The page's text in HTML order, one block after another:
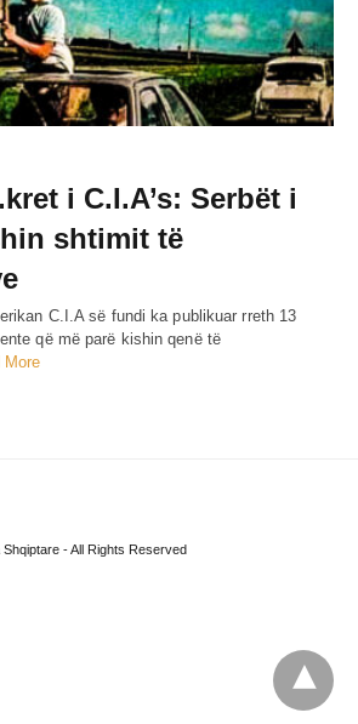
i C.I.A’s: Serbët i
shtimit të
C.I.A së fundi ka publikuar rreth 13
që më parë kishin qenë të
More
Shqiptare - All Rights Reserved